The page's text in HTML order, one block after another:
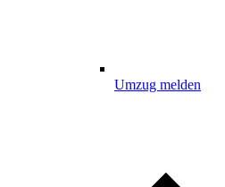
Umzug melden